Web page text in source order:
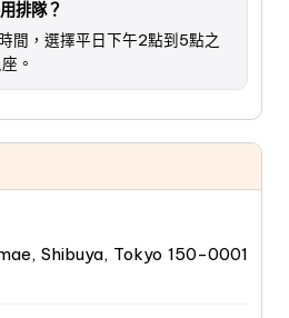
排隊？
間，選擇平日下午2點到5點之
。
Shibuya, Tokyo 150-0001